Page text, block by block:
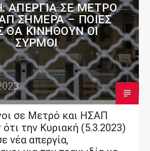
ΑΠΕΡΓΊΑ ΣΕ ΜΕΤΡΌ
ΣΉΜΕΡΑ – ΠΟΙΕΣ
ΘΑ ΚΙΝΗΘΟΎΝ ΟΙ
ΣΥΡΜΟΊ
σε Μετρό και ΗΣΑΠ
την Κυριακή (5.3.2023)
νέα απεργία,